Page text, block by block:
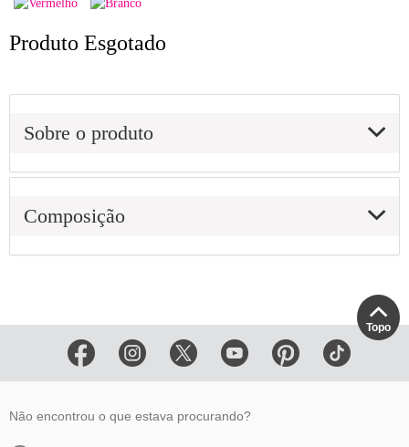
Produto Esgotado
Sobre o produto
Composição
Topo
Não encontrou o que estava procurando?